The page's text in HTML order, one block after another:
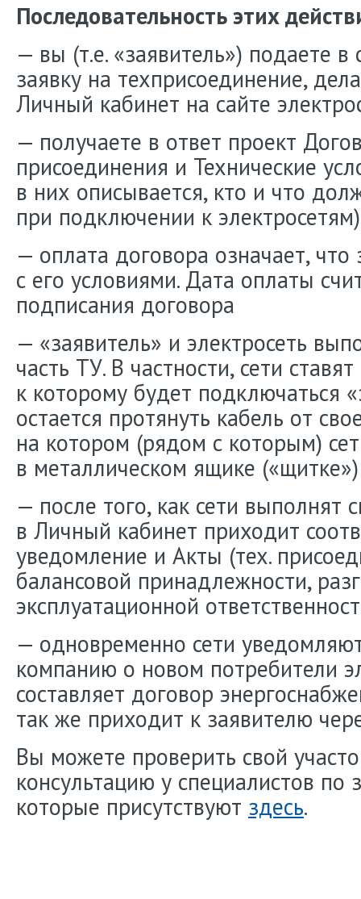
Последовательность этих
— вы (т.е. «заявитель») подаете
заявку на техприсоединение,
Личный кабинет на сайте
— получаете в ответ проект
присоединения и Технические
в них описывается, кто и что
при подключении к
— оплата договора означает, что
с его условиями. Дата оплаты
подписания договора
— «заявитель» и электросеть
часть ТУ. В частности, сети
к которому будет подключаться
остается протянуть кабель от
на котором (рядом с которым)
в металлическом ящике
— после того, как сети выполнят
в Личный кабинет приходит
уведомление и Акты (тех.
балансовой принадлежности,
эксплуатационной
— одновременно сети
компанию о новом потребители
составляет договор
так же приходит к заявителю
Вы можете проверить свой
консультацию у специалистов
которые присутствуют здесь.